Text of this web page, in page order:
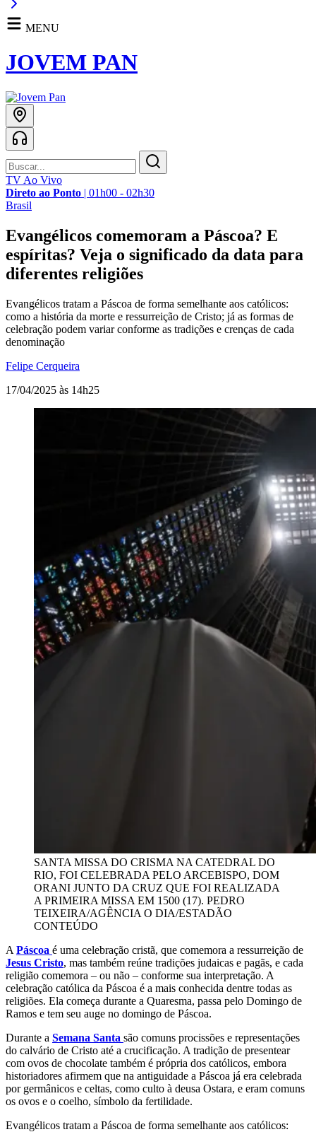
MENU
JOVEM PAN
TV Ao Vivo
Direto ao Ponto | 01h00 - 02h30
Brasil
Evangélicos comemoram a Páscoa? E
espíritas? Veja o significado da data para
diferentes religiões
Evangélicos tratam a Páscoa de forma semelhante aos católicos:
como a história da morte e ressurreição de Cristo; já as formas de
celebração podem variar conforme as tradições e crenças de cada
denominação
Felipe Cerqueira
17/04/2025 às 14h25
SANTA MISSA DO CRISMA NA CATEDRAL DO
RIO, FOI CELEBRADA PELO ARCEBISPO, DOM
ORANI JUNTO DA CRUZ QUE FOI REALIZADA
A PRIMEIRA MISSA EM 1500 (17). PEDRO
TEIXEIRA/AGÊNCIA O DIA/ESTADÃO
CONTEÚDO
A Páscoa é uma celebração cristã, que comemora a ressurreição de
Jesus Cristo, mas também reúne tradições judaicas e pagãs, e cada
religião comemora – ou não – conforme sua interpretação. A
celebração católica da Páscoa é a mais conhecida dentre todas as
religiões. Ela começa durante a Quaresma, passa pelo Domingo de
Ramos e tem seu auge no domingo de Páscoa.
Durante a Semana Santa são comuns procissões e representações
do calvário de Cristo até a crucificação. A tradição de presentear
com ovos de chocolate também é própria dos católicos, embora
historiadores afirmem que na antiguidade a Páscoa já era celebrada
por germânicos e celtas, como culto à deusa Ostara, e eram comuns
os ovos e o coelho, símbolo da fertilidade.
Evangélicos tratam a Páscoa de forma semelhante aos católicos: